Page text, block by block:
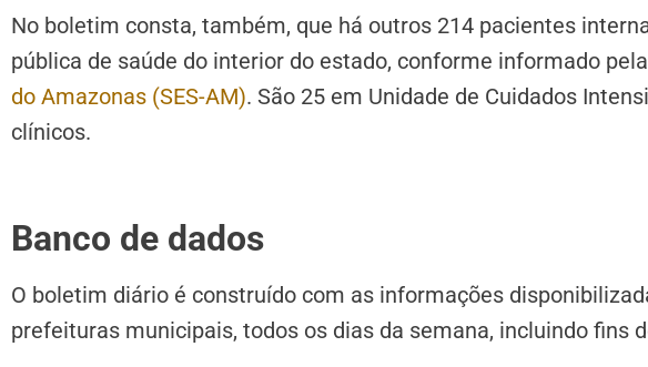
No boletim consta, também, que há outros 214 pacientes
pública de saúde do interior do estado, conforme informado
do Amazonas (SES-AM). São 25 em Unidade de Cuidados
clínicos.
Banco de dados
O boletim diário é construído com as informações
prefeituras municipais, todos os dias da semana, incluindo fins